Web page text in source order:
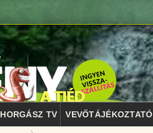
HORGÁSZ TV VEVŐTÁJÉKOZTATÓ